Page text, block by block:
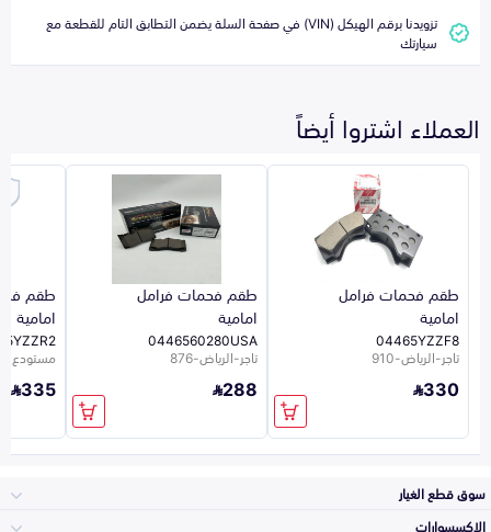
تزويدنا برقم الهيكل (VIN) في صفحة السلة يضمن التطابق التام للقطعة مع
سيارتك
العملاء اشتروا أيضاً
طقم فحمات فرامل
امامية
04465YZZF8
تاجر-الرياض-910
330
طقم فحمات فرامل
امامية
0446560280USA
تاجر-الرياض-876
288
طقم
امامية
مستودع
335
سوق قطع الغيار
الاكسسوارات